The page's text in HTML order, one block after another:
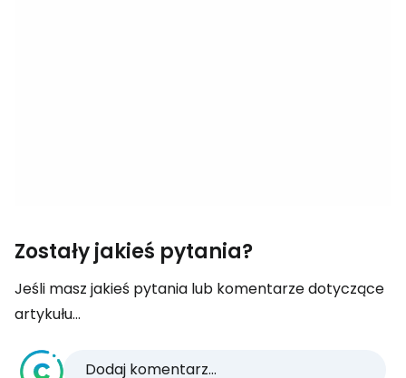
Zostały jakieś pytania?
Jeśli masz jakieś pytania lub komentarze dotyczące
artykułu...
Dodaj komentarz...